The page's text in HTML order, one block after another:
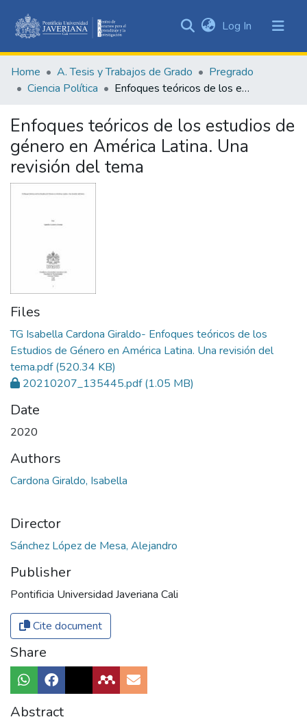
&
Collections
Statistics
Log In (current)
Home A. Tesis y Trabajos de Grado
Pregrado
Ciencia Política
Enfoques teóricos de los estudios de género en América Latina. Una revisión del tema
Enfoques teóricos de los estudios de
género en América Latina. Una
revisión del tema
Files
TG Isabella Cardona Giraldo- Enfoques teóricos de los
Estudios de Género en América Latina. Una revisión del
tema.pdf(520.34 KB)
20210207_135445.pdf(1.05 MB)
Date
2020
Authors
Cardona Giraldo, Isabella
Director
Sánchez López de Mesa, Alejandro
Publisher
Pontificia Universidad Javeriana Cali
Cite document
Share
Abstract